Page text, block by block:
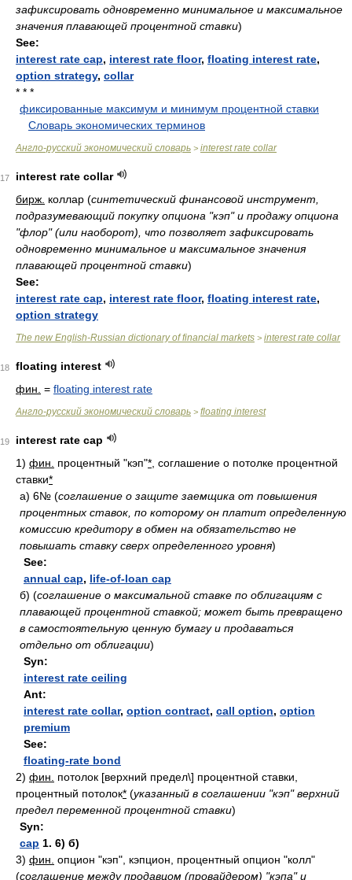
зафиксировать одновременно минимальное и максимальное
значения плавающей процентной ставки)
See:
interest rate cap, interest rate floor, floating interest rate,
option strategy, collar
* * *
фиксированные максимум и минимум процентной ставки
Словарь экономических терминов
Англо-русский экономический словарь > interest rate collar
17
interest rate collar
бирж. коллар (синтетический финансовой инструмент,
подразумевающий покупку опциона "кэп" и продажу опциона
"флор" (или наоборот), что позволяет зафиксировать
одновременно минимальное и максимальное значения
плавающей процентной ставки)
See:
interest rate cap, interest rate floor, floating interest rate,
option strategy
The new English-Russian dictionary of financial markets > interest rate collar
18
floating interest
фин. = floating interest rate
Англо-русский экономический словарь > floating interest
19
interest rate cap
1) фин. процентный "кэп"* , соглашение о потолке процентной
ставки*
а) 6№ (соглашение о защите заемщика от повышения
процентных ставок, по которому он платит определенную
комиссию кредитору в обмен на обязательство не
повышать ставку сверх определенного уровня)
See:
annual cap, life-of-loan cap
б) (соглашение о максимальной ставке по облигациям с
плавающей процентной ставкой; может быть превращено
в самостоятельную ценную бумагу и продаваться
отдельно от облигации)
Syn:
interest rate ceiling
Ant:
interest rate collar, option contract, call option, option
premium
See:
floating-rate bond
2) фин.
потолок [верхний предел\] процентной ставки,
процентный потолок* (указанный в соглашении "кэп" верхний
предел переменной процентной ставки)
Syn:
cap 1. 6) б)
3) фин. опцион "кэп", кэпцион, процентный опцион "колл"
(соглашение между продавцом (провайдером) "кэпа" и